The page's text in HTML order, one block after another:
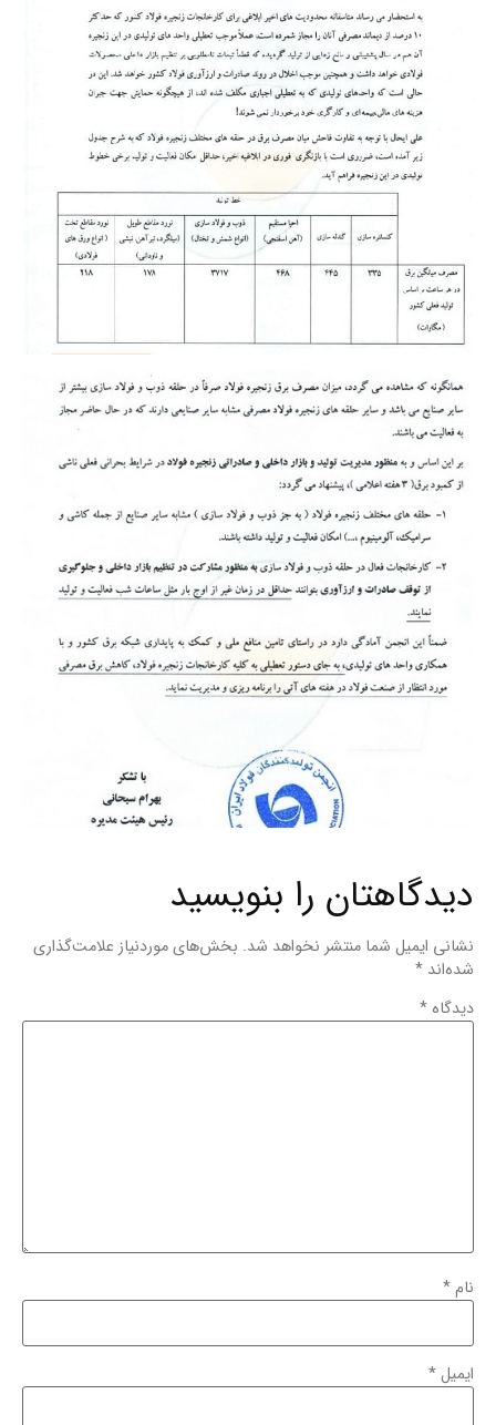
دیدگاهتان را بنویسید
نشانی ایمیل شما منتشر نخواهد شد. بخش‌های موردنیاز علامت‌گذاری
شده‌اند *
دیدگاه *
نام*
ایمیل*